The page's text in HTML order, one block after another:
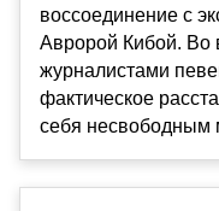
воссоединение с
Авророй Кибой. Во
журналистами
фактическое
себя несвободным